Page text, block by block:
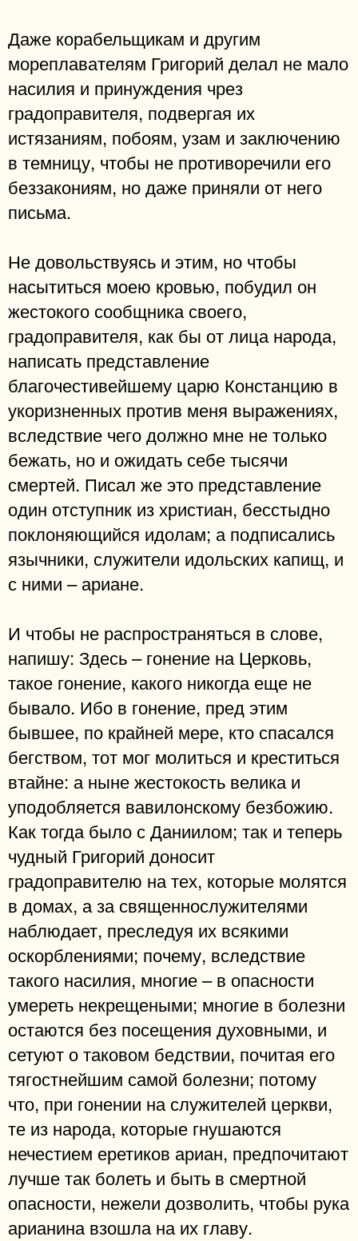
Даже корабельщикам и другим
мореплавателям Григорий делал не мало
насилия и принуждения чрез
градоправителя, подвергая их
истязаниям, побоям, узам и заключению
в темницу, чтобы не противоречили его
беззакониям, но даже приняли от него
письма.
Не довольствуясь и этим, но чтобы
насытиться моею кровью, побудил он
жестокого сообщника своего,
градоправителя, как бы от лица народа,
написать представление
благочестивейшему царю Констанцию в
укоризненных против меня выражениях,
вследствие чего должно мне не только
бежать, но и ожидать себе тысячи
смертей. Писал же это представление
один отступник из христиан, бесстыдно
поклоняющийся идолам; а подписались
язычники, служители идольских капищ, и
с ними – ариане.
И чтобы не распространяться в слове,
напишу: Здесь – гонение на Церковь,
такое гонение, какого никогда еще не
бывало. Ибо в гонение, пред этим
бывшее, по крайней мере, кто спасался
бегством, тот мог молиться и креститься
втайне: а ныне жестокость велика и
уподобляется вавилонскому безбожию.
Как тогда было с Даниилом; так и теперь
чудный Григорий доносит
градоправителю на тех, которые молятся
в домах, а за священнослужителями
наблюдает, преследуя их всякими
оскорблениями; почему, вследствие
такого насилия, многие – в опасности
умереть некрещеными; многие в болезни
остаются без посещения духовными, и
сетуют о таковом бедствии, почитая его
тягостнейшим самой болезни; потому
что, при гонении на служителей церкви,
те из народа, которые гнушаются
нечестием еретиков ариан, предпочитают
лучше так болеть и быть в смертной
опасности, нежели дозволить, чтобы рука
арианина взошла на их главу.